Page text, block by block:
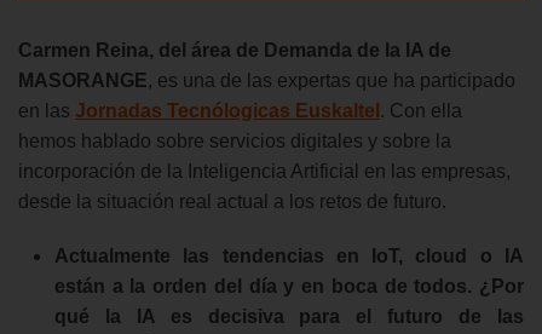
Carmen Reina, del área de Demanda de la IA de
MASORANGE, es una de las expertas que ha participado
en las Jornadas Tecnólogicas Euskaltel . Con ella
hemos hablado sobre servicios digitales y sobre la
incorporación de la Inteligencia Artificial en las empresas,
desde la situación real actual a los retos de futuro.
Actualmente las tendencias en IoT, cloud o IA
están a la orden del día y en boca de todos. ¿Por
qué la IA es decisiva para el futuro de las